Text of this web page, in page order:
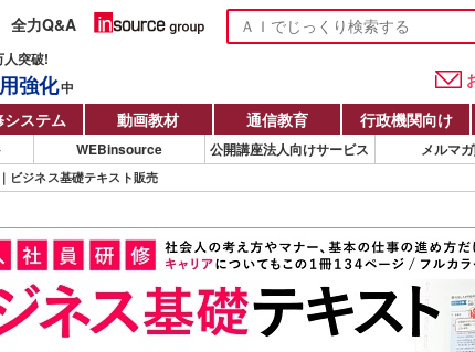
全力Q&A
人突破!
強化中
システム 動画教材 通信教育 行政機関向け
WEBinsource 公開講座法人向けサービス メルマ
ビジネス基礎テキスト販売